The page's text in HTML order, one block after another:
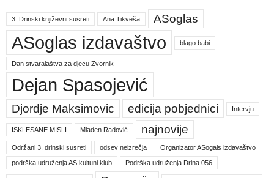
3. Drinski književni susreti Ana Tikveša ASoglas
ASoglas izdavaštvo blago babi
Dan stvaralaštva za djecu Zvornik
Dejan Spasojević
Djordje Maksimovic edicija pobjednici Intervju
ISKLESANE MISLI Mladen Radović najnovije
Održani 3. drinski susreti odsev neizrečja Organizator ASogals izdavaštvo
podrška udruženja AS kultuni klub Podrška udruženja Drina 056